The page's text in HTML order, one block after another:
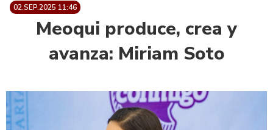
02.SEP.2025 11:46
Meoqui produce, crea y
avanza: Miriam Soto